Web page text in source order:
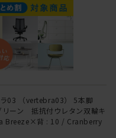
03 （vertebra03） 5本脚
リーン 抵抗付ウレタン双輪キ
Breeze×背 : 10 / Cranberry